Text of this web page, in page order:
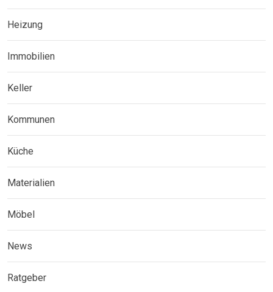
Heizung
Immobilien
Keller
Kommunen
Küche
Materialien
Möbel
News
Ratgeber